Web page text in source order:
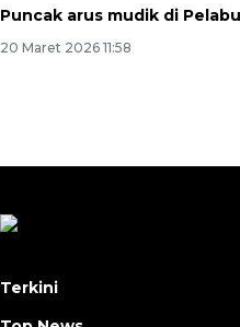
Puncak arus mudik di
20 Maret 2026 11:58
Terkini